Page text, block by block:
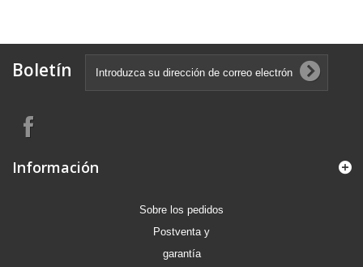
Boletín
Información
Sobre los pedidos
Postventa y
garantía